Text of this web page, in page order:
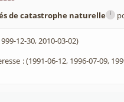
de catastrophe naturelle i
12-30, 2010-03-02)
: (1991-06-12, 1996-07-09,